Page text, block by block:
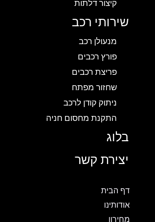
קיצור דלתות
שירותי רכב
מנעולן רכב
פורץ רכבים
פריצת רכבים
שחזור מפתח
ניתוק קודן לרכב
התקנת מחסום חניה
בלוג
יצירת קשר
דף הבית
אודותינו
מחירון